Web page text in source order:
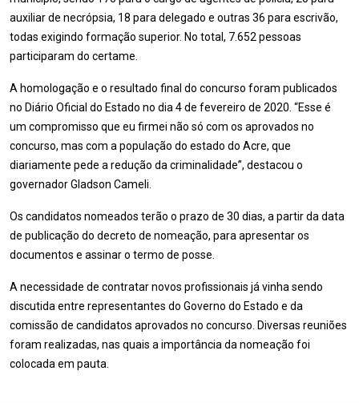
auxiliar de necrópsia, 18 para delegado e outras 36 para escrivão,
todas exigindo formação superior. No total, 7.652 pessoas
participaram do certame.
A homologação e o resultado final do concurso foram publicados
no Diário Oficial do Estado no dia 4 de fevereiro de 2020. “Esse é
um compromisso que eu firmei não só com os aprovados no
concurso, mas com a população do estado do Acre, que
diariamente pede a redução da criminalidade”, destacou o
governador Gladson Cameli.
Os candidatos nomeados terão o prazo de 30 dias, a partir da data
de publicação do decreto de nomeação, para apresentar os
documentos e assinar o termo de posse.
A necessidade de contratar novos profissionais já vinha sendo
discutida entre representantes do Governo do Estado e da
comissão de candidatos aprovados no concurso. Diversas reuniões
foram realizadas, nas quais a importância da nomeação foi
colocada em pauta.